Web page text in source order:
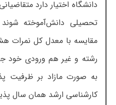
دانشگاه اختیار دارد
تحصیلی دانش‌آموخته
مقایسه با معدل کل نمرات
رشته و غیر هم ورودی خود
به صورت مازاد بر ظرفیت
کارشناسی ارشد همان سال